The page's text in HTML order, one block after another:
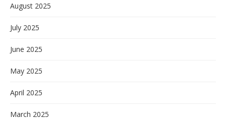
August 2025
July 2025
June 2025
May 2025
April 2025
March 2025